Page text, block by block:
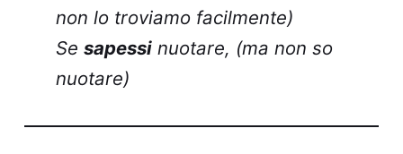
non lo troviamo facilmente)
Sesapessi nuotare, (ma non so
nuotare)